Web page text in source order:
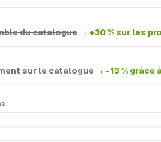
du catalogue → +30 % sur les
sur le catalogue → -13 %